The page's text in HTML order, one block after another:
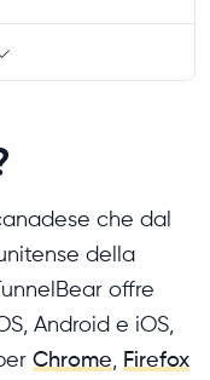
che dal
della
offre
Android e iOS,
Chrome, Firefox